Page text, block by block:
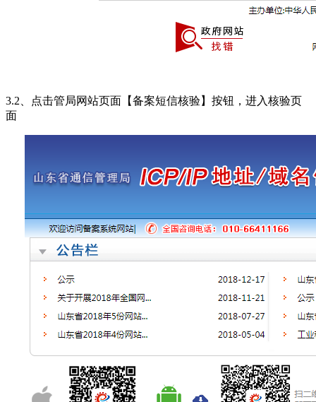
3.2、点击管局网站页面【备案短信核验】按钮，进入核验页
面